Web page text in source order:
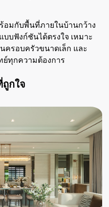
อมกับพื้นที่ภายในบ้านกว้าง
บฟังก์ชันได้ตรงใจ เหมาะ
ครอบครัวขนาดเล็ก และ
ทุกความต้องการ
กใจ